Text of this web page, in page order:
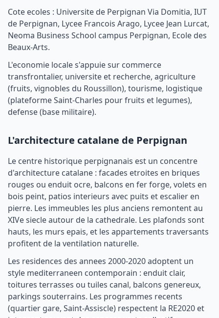
Cote ecoles : Universite de Perpignan Via Domitia, IUT
de Perpignan, Lycee Francois Arago, Lycee Jean Lurcat,
Neoma Business School campus Perpignan, Ecole des
Beaux-Arts.
L'economie locale s'appuie sur commerce
transfrontalier, universite et recherche, agriculture
(fruits, vignobles du Roussillon), tourisme, logistique
(plateforme Saint-Charles pour fruits et legumes),
defense (base militaire).
L'architecture catalane de Perpignan
Le centre historique perpignanais est un concentre
d'architecture catalane : facades etroites en briques
rouges ou enduit ocre, balcons en fer forge, volets en
bois peint, patios interieurs avec puits et escalier en
pierre. Les immeubles les plus anciens remontent au
XIVe siecle autour de la cathedrale. Les plafonds sont
hauts, les murs epais, et les appartements traversants
profitent de la ventilation naturelle.
Les residences des annees 2000-2020 adoptent un
style mediterraneen contemporain : enduit clair,
toitures terrasses ou tuiles canal, balcons genereux,
parkings souterrains. Les programmes recents
(quartier gare, Saint-Assiscle) respectent la RE2020 et